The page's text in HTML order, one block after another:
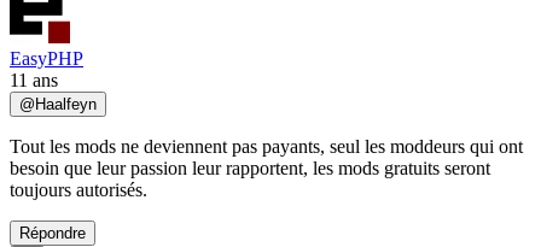
EasyPHP
11 ans
@Haalfeyn
Tout les mods ne deviennent pas payants, seul les moddeurs qui ont
besoin que leur passion leur rapportent, les mods gratuits seront
toujours autorisés.
Répondre